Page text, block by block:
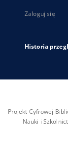
Zaloguj się
Historia
Projekt Cyfrowej
Nauki i